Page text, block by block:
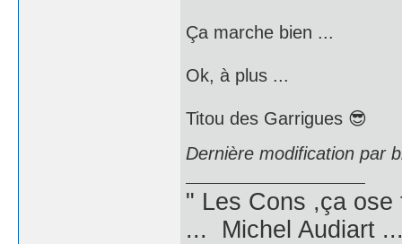
Ça marche bien ...
Ok, à plus ...
Titou des Garrigues 😎
Dernière modification par
" Les Cons ,ça
... Michel Audiart